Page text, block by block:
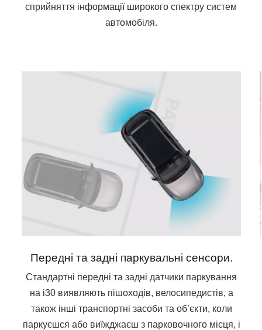
сприйняття інформації широкого спектру систем
автомобіля.
Передні та задні паркувальні сенсори.
Стандартні передні та задні датчики паркування
на i30 виявляють пішоходів, велосипедистів, а
також інші транспортні засоби та об’єкти, коли
паркуєшся або виїжджаєш з парковочного місця, і